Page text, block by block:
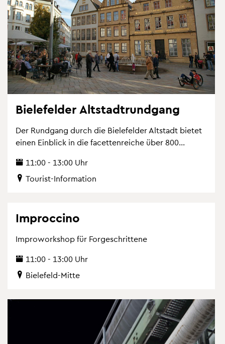
Bie­le­fel­der Alt­stadt­rund­gang
Der Rund­gang durch die Bie­le­fel­der Alt­stadt bie­tet
einen Ein­blick in die fa­cet­ten­rei­che über 800...
11:00 - 13:00 Uhr
Tou­rist-In­for­ma­ti­on
Improcci­no
Im­pro­work­shop für For­ge­schrit­te­ne
11:00 - 13:00 Uhr
Bie­le­feld-Mitte